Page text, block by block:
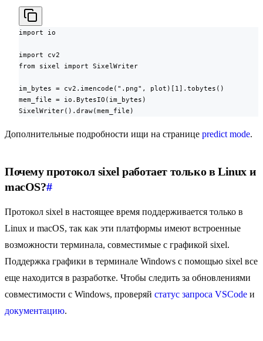
import io
import cv2
from sixel import SixelWriter
im_bytes = cv2.imencode(".png", plot)[1].tobytes()
mem_file = io.BytesIO(im_bytes)
SixelWriter().draw(mem_file)
Дополнительные подробности ищи на странице predict mode.
Почему протокол sixel работает только в Linux и
macOS?#
Протокол sixel в настоящее время поддерживается только в
Linux и macOS, так как эти платформы имеют встроенные
возможности терминала, совместимые с графикой sixel.
Поддержка графики в терминале Windows с помощью sixel все
еще находится в разработке. Чтобы следить за обновлениями
совместимости с Windows, проверяй статус запроса VSCode и
документацию.